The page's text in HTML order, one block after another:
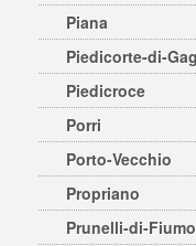
Piana
Piedicorte-di-
Piedicroce
Porri
Porto-Vecchio
Propriano
Prunelli-di-